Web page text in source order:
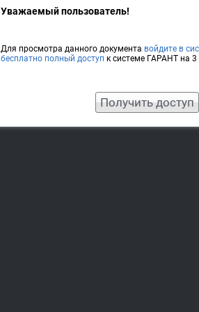
Уважаемый пользователь!
Для просмотра данного документа войдите в
бесплатно полный доступ к системе ГАРАНТ на 3
Получить доступ